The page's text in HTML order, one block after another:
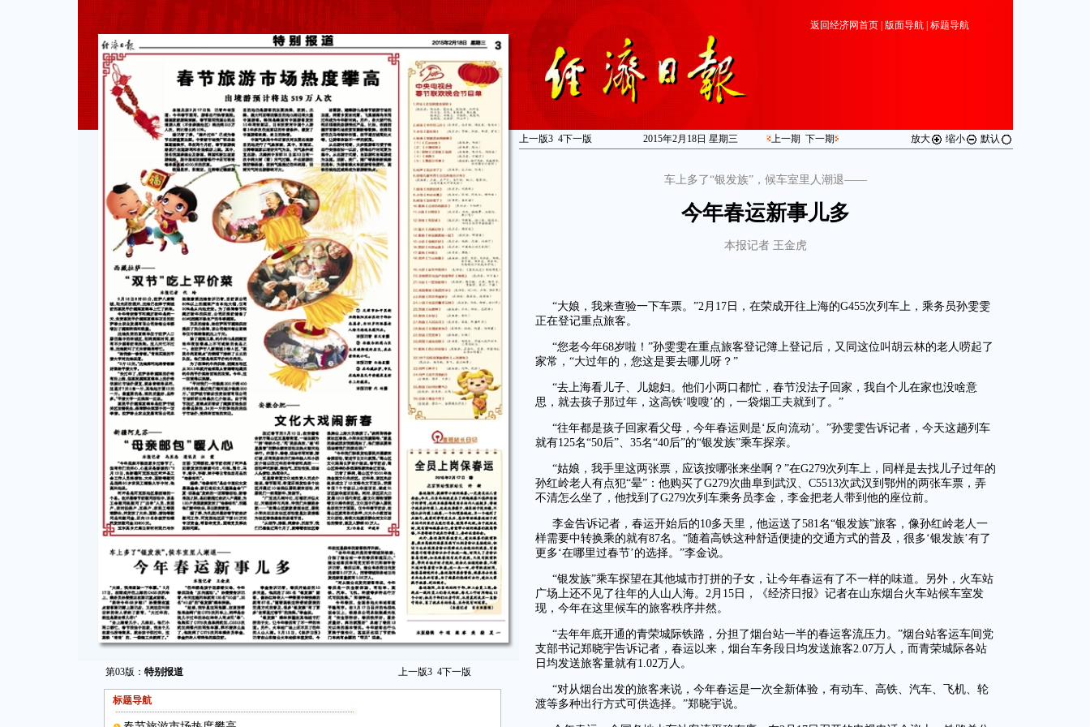
第03版： 特别报道 上一版3 4下一版
标题导航
返回经济网首页| 版面导航| 标题导航
上一版3 4下一版 2015年2月18日 星期三 上一期 下一期 放大 缩小 默认
车上多了“银发族”，候车室里人潮退——
今年春运新事儿多
本报记者 王金虎
“大娘，我来查验一下车票。”2月17日，在荣成开往上海的G455次列车上，乘务员孙雯雯
正在登记重点旅客。
“您老今年68岁啦！”孙雯雯在重点旅客登记簿上登记后，又同这位叫胡云林的老人唠起了
家常，“大过年的，您这是要去哪儿呀？”
“去上海看儿子、儿媳妇。他们小两口都忙，春节没法子回家，我自个儿在家也没啥意
思，就去孩子那过年，这高铁‘嗖嗖’的，一袋烟工夫就到了。”
“往年都是孩子回家看父母，今年春运则是‘反向流动’。”孙雯雯告诉记者，今天这趟列车
就有125名“50后”、35名“40后”的“银发族”乘车探亲。
“姑娘，我手里这两张票，应该按哪张来坐啊？”在G279次列车上，同样是去找儿子过年的
孙红岭老人有点犯“晕”：他购买了G279次曲阜到武汉、C5513次武汉到鄂州的两张车票，弄
不清怎么坐了，他找到了G279次列车乘务员李金，李金把老人带到他的座位前。
李金告诉记者，春运开始后的10多天里，他运送了581名“银发族”旅客，像孙红岭老人一
样需要中转换乘的就有87名。“随着高铁这种舒适便捷的交通方式的普及，很多‘银发族’有了
更多‘在哪里过春节’的选择。”李金说。
“银发族”乘车探望在其他城市打拼的子女，让今年春运有了不一样的味道。另外，火车站
广场上还不见了往年的人山人海。2月15日，《经济日报》记者在山东烟台火车站候车室发
现，今年在这里候车的旅客秩序井然。
“去年年底开通的青荣城际铁路，分担了烟台站一半的春运客流压力。”烟台站客运车间党
支部书记郑晓宇告诉记者，春运以来，烟台车务段日均发送旅客2.07万人，而青荣城际各站
日均发送旅客量就有1.02万人。
“对从烟台出发的旅客来说，今年春运是一次全新体验，有动车、高铁、汽车、飞机、轮
渡等多种出行方式可供选择。”郑晓宇说。